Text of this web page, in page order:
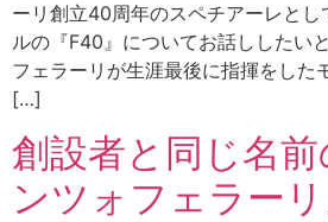
ーリ創立40周年のスペチアーレと
ルの『F40』についてお話ししたい
フェラーリが生涯最後に指揮をした
[…]
創設者と同じ名
ンツォフェラーリ